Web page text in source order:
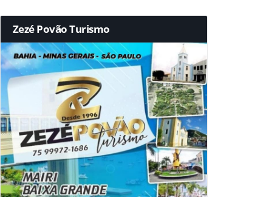
Zezé Povão Turismo